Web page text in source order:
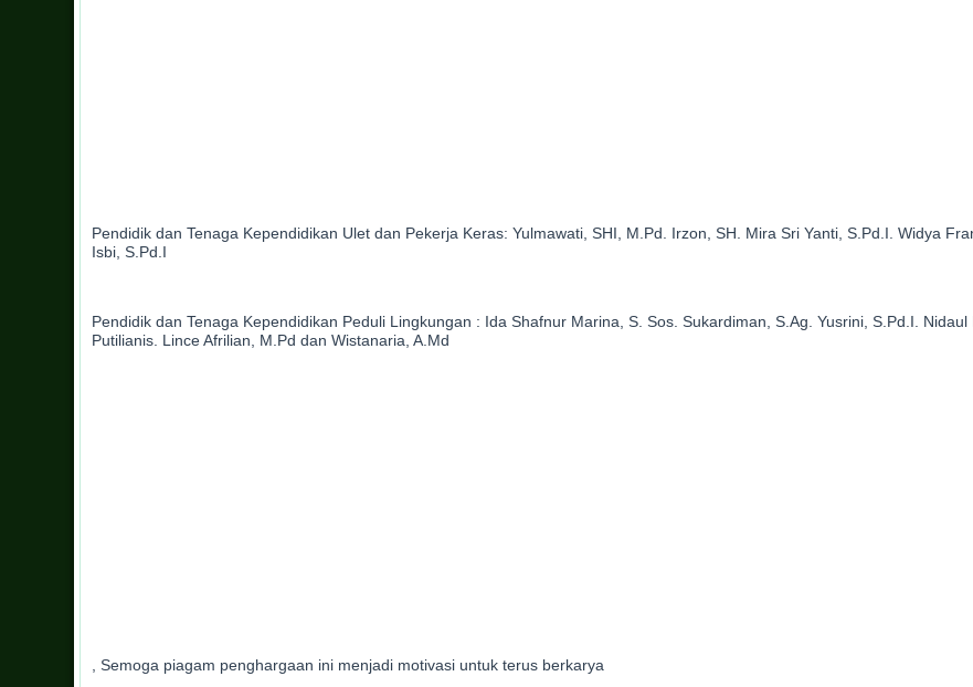
Pendidik dan Tenaga Kependidikan Ulet dan Pekerja Keras: Yulmawati, SHI, M.Pd. Irzon, SH. Mira Sri Yanti, S.Pd.I. Widya
Isbi, S.Pd.I
Pendidik dan Tenaga Kependidikan Peduli Lingkungan : Ida Shafnur Marina, S. Sos. Sukardiman, S.Ag. Yusrini, S.Pd.I. Nidaul
Putilianis. Lince Afrilian, M.Pd dan Wistanaria, A.Md
, Semoga piagam penghargaan ini menjadi motivasi untuk terus berkarya